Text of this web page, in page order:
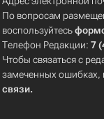
По вопросам
воспользуйтесь
Телефон Редакции:7
Чтобы связаться с
замеченных ошибках,
связи.